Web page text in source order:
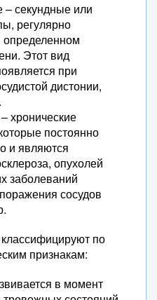
секундные или
регулярно
Этот вид
при
дистонии,
хронические
постоянно
и являются
опухолей
заболеваний
сосудов
по
признакам:
в момент